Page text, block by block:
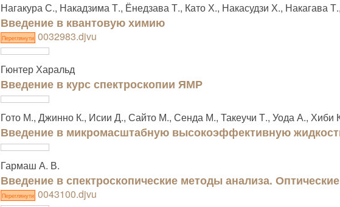
Нагакура С., Накадзима Т., Ёнедзава Т., Като Х., Накасудзи Х., Накагава
Введение в квантовую химию
Переглянути0032983.djvu
Гюнтер Харальд
Введение в курс спектроскопии ЯМР
Гото М., Джинно К., Исии Д., Сайто М., Сенда М., Такеучи Т., Уода А., Хиби
Введение в микромасштабную высокоэффективную
Гармаш А. В.
Введение в спектроскопические методы анализа.
Переглянути0043100.djvu